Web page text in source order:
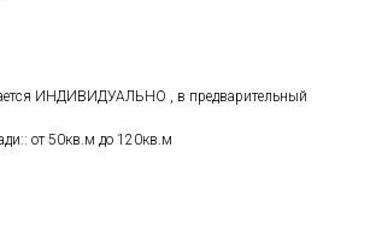
ИНДИВИДУАЛЬНО , в предварительный
от 50кв.м до 120кв.м